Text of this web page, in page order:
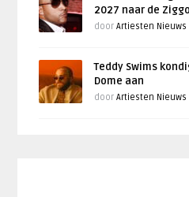
2027 naar de
doorArtiesten Nieuws
Teddy Swims
Dome aan
doorArtiesten Nieuws